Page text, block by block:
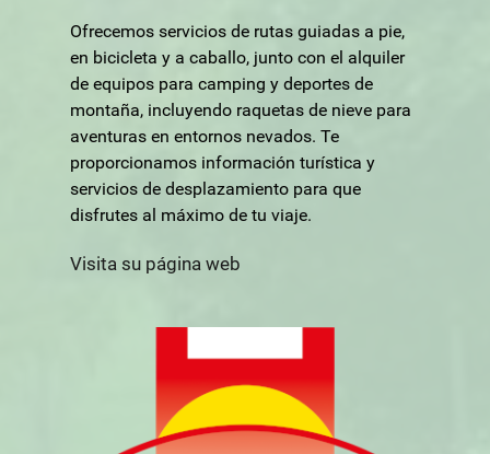
Ofrecemos servicios de rutas guiadas a pie,
en bicicleta y a caballo, junto con el alquiler
de equipos para camping y deportes de
montaña, incluyendo raquetas de nieve para
aventuras en entornos nevados. Te
proporcionamos información turística y
servicios de desplazamiento para que
disfrutes al máximo de tu viaje.
Visita su página web